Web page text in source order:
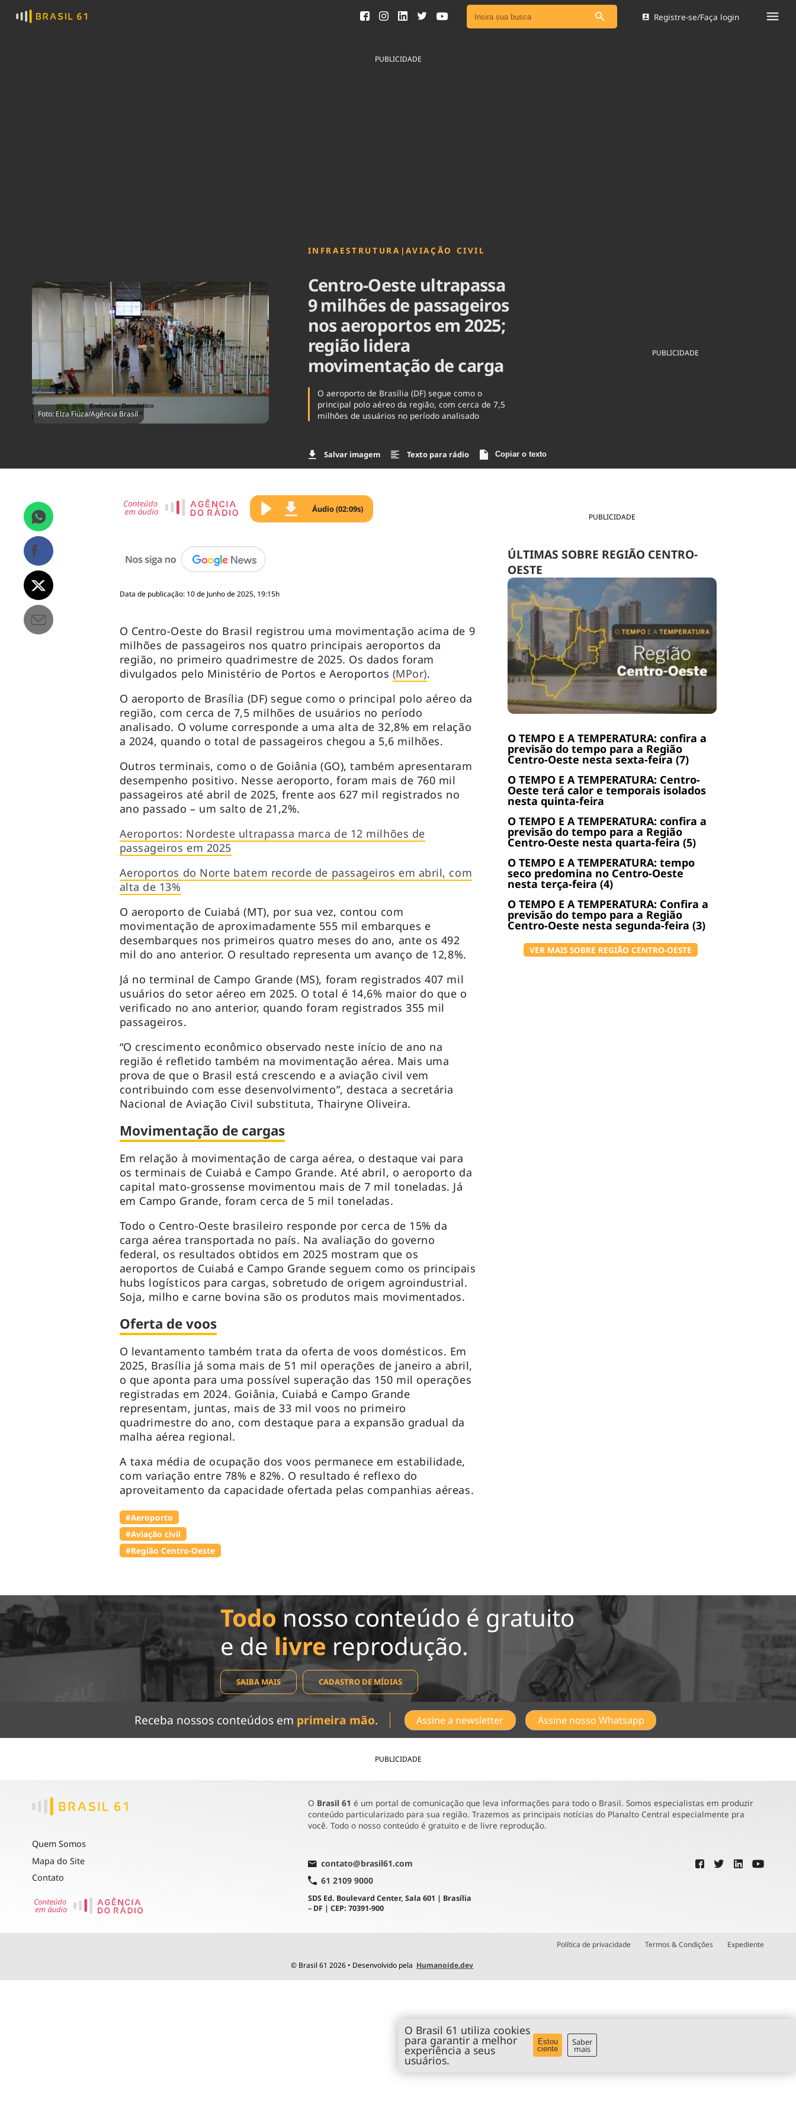
Ver todas as notícias
Brasil
Brasil Mineral
Ciência & Tecnologia
Cinema
Registre-se/Faça login
PUBLICIDADE
Foto: Elza Fiúza/Agência Brasil
INFRAESTRUTURA |AVIAÇÃO CIVIL
Centro-Oeste ultrapassa
9 milhões de passageiros
nos aeroportos em 2025;
região lidera
movimentação de carga
O aeroporto de Brasília (DF) segue como o
principal polo aéreo da região, com cerca de 7,5
milhões de usuários no período analisado
Salvar imagem Texto para rádio Copiar o texto
PUBLICIDADE
PUBLICIDADE
ÚLTIMAS SOBRE REGIÃO CENTRO-
OESTE
O TEMPO E A TEMPERATURA: confira a
previsão do tempo para a Região
Centro-Oeste nesta sexta-feira (7)
O TEMPO E A TEMPERATURA: Centro-
Oeste terá calor e temporais isolados
nesta quinta-feira
O TEMPO E A TEMPERATURA: confira a
previsão do tempo para a Região
Centro-Oeste nesta quarta-feira (5)
O TEMPO E A TEMPERATURA: tempo
seco predomina no Centro-Oeste
nesta terça-feira (4)
O TEMPO E A TEMPERATURA: Confira a
previsão do tempo para a Região
Centro-Oeste nesta segunda-feira (3)
VER MAIS SOBRE REGIÃO CENTRO-OESTE
Áudio (02:09s)
Data de publicação: 10 de Junho de 2025, 19:15h
O Centro-Oeste do Brasil registrou uma movimentação acima de 9
milhões de passageiros nos quatro principais aeroportos da
região, no primeiro quadrimestre de 2025. Os dados foram
divulgados pelo Ministério de Portos e Aeroportos (MPor).
O aeroporto de Brasília (DF) segue como o principal polo aéreo da
região, com cerca de 7,5 milhões de usuários no período
analisado. O volume corresponde a uma alta de 32,8% em relação
a 2024, quando o total de passageiros chegou a 5,6 milhões.
Outros terminais, como o de Goiânia (GO), também apresentaram
desempenho positivo. Nesse aeroporto, foram mais de 760 mil
passageiros até abril de 2025, frente aos 627 mil registrados no
ano passado – um salto de 21,2%.
Aeroportos: Nordeste ultrapassa marca de 12 milhões de
passageiros em 2025
Aeroportos do Norte batem recorde de passageiros em abril, com
alta de 13%
O aeroporto de Cuiabá (MT), por sua vez, contou com
movimentação de aproximadamente 555 mil embarques e
desembarques nos primeiros quatro meses do ano, ante os 492
mil do ano anterior. O resultado representa um avanço de 12,8%.
Já no terminal de Campo Grande (MS), foram registrados 407 mil
usuários do setor aéreo em 2025. O total é 14,6% maior do que o
verificado no ano anterior, quando foram registrados 355 mil
passageiros.
“O crescimento econômico observado neste início de ano na
região é refletido também na movimentação aérea. Mais uma
prova de que o Brasil está crescendo e a aviação civil vem
contribuindo com esse desenvolvimento”, destaca a secretária
Nacional de Aviação Civil substituta, Thairyne Oliveira.
Movimentação de cargas
Em relação à movimentação de carga aérea, o destaque vai para
os terminais de Cuiabá e Campo Grande. Até abril, o aeroporto da
capital mato-grossense movimentou mais de 7 mil toneladas. Já
em Campo Grande, foram cerca de 5 mil toneladas.
Todo o Centro-Oeste brasileiro responde por cerca de 15% da
carga aérea transportada no país. Na avaliação do governo
federal, os resultados obtidos em 2025 mostram que os
aeroportos de Cuiabá e Campo Grande seguem como os principais
hubs logísticos para cargas, sobretudo de origem agroindustrial.
Soja, milho e carne bovina são os produtos mais movimentados.
Oferta de voos
O levantamento também trata da oferta de voos domésticos. Em
2025, Brasília já soma mais de 51 mil operações de janeiro a abril,
o que aponta para uma possível superação das 150 mil operações
registradas em 2024. Goiânia, Cuiabá e Campo Grande
representam, juntas, mais de 33 mil voos no primeiro
quadrimestre do ano, com destaque para a expansão gradual da
malha aérea regional.
A taxa média de ocupação dos voos permanece em estabilidade,
com variação entre 78% e 82%. O resultado é reflexo do
aproveitamento da capacidade ofertada pelas companhias aéreas.
#Aeroporto
#Aviação civil
#Região Centro-Oeste
Todonosso conteúdo é gratuito
e de livre reprodução.
SAIBA MAIS CADASTRO DE MÍDIAS
Receba nossos conteúdos em primeira mão. Assine a newsletter Assine nosso Whatsapp
PUBLICIDADE
Quem Somos
Mapa do Site
Contato
O Brasil 61 é um portal de comunicação que leva informações para todo o Brasil. Somos especialistas em produzir
conteúdo particularizado para sua região. Trazemos as principais notícias do Planalto Central especialmente pra
você. Todo o nosso conteúdo é gratuito e de livre reprodução.
contato@brasil61.com
61 2109 9000
SDS Ed. Boulevard Center, Sala 601 | Brasília
– DF | CEP: 70391-900
Política de privacidade Termos & Condições Expediente
© Brasil 61 2026 • Desenvolvido pela Humanoide.dev
O Brasil 61 utiliza cookies
para garantir a melhor
experiência a seus
usuários.
Estou
ciente
Saber
mais